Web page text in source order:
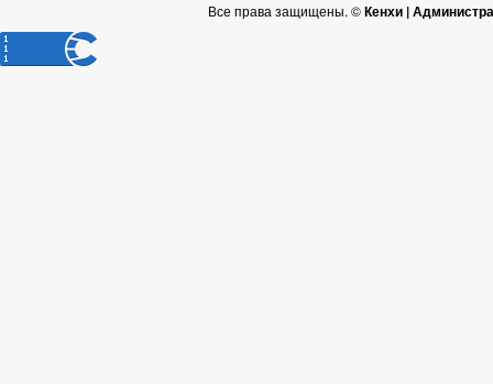
Все права защищены. ©Кенхи |